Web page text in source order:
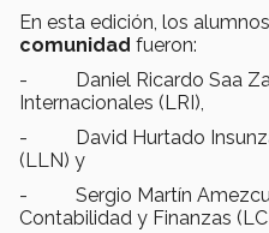
En esta edición, los
comunidad fueron:
- Daniel Ricardo Saa
Internacionales (LRI),
- David Hurtado
(LLN) y
- Sergio Martín
Contabilidad y Finanzas